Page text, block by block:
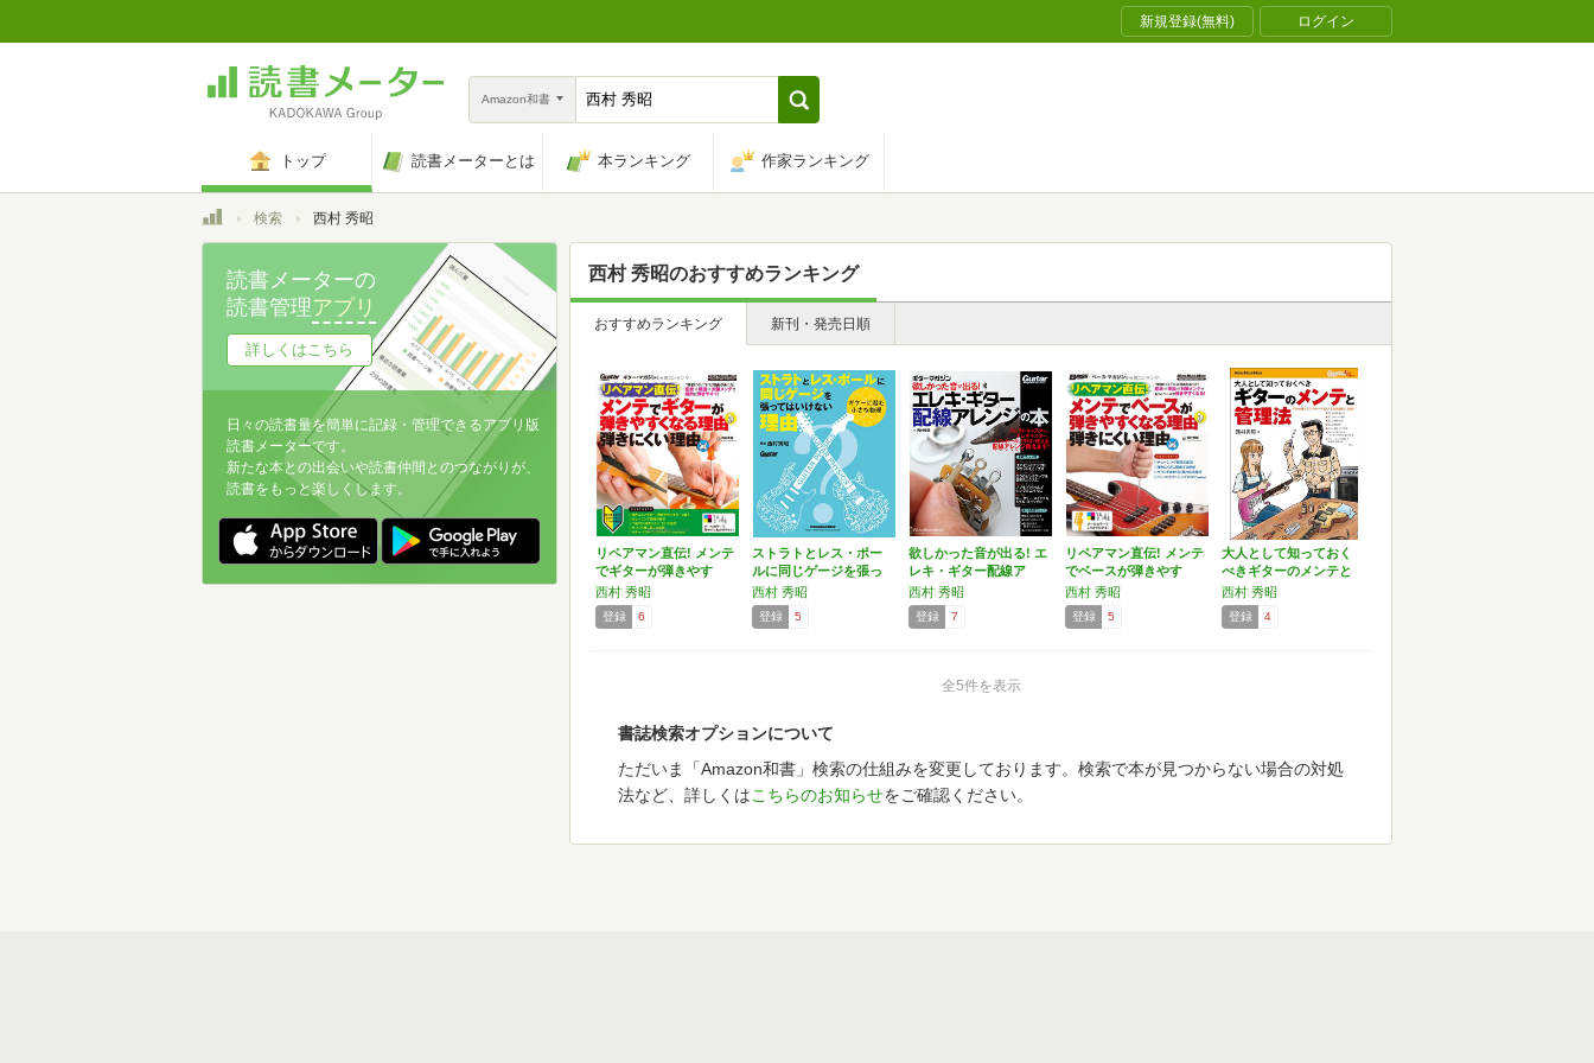
新規登録(無料) ログイン
Amazon和書
トップ 読書メーターとは 本ランキング 作家ランキング
トップ検索 西村 秀昭
西村 秀昭のおすすめランキング
おすすめランキング 新刊・発売日順
リペアマン直伝! メンテ
でギターが弾きやす
く…
西村 秀昭
登録 6
ストラトとレス・ポー
ルに同じゲージを張っ
ては…
西村 秀昭
登録 5
欲しかった音が出る! エ
レキ・ギター配線ア
レ…
西村 秀昭
登録 7
リペアマン直伝! メンテ
でベースが弾きやす
く…
西村 秀昭
登録 5
大人として知っておく
べきギターのメンテと
管理…
西村 秀昭
登録 4
全5件を表示
書誌検索オプションについて
ただいま「Amazon和書」検索の仕組みを変更しております。検索で本が見つからない場合の対処
法など、詳しくはこちらのお知らせをご確認ください。
読書メーターの
読書管理アプリ
詳しくはこちら
日々の読書量を簡単に記録・管理できるアプリ版
読書メーターです。
新たな本との出会いや読書仲間とのつながりが、
読書をもっと楽しくします。